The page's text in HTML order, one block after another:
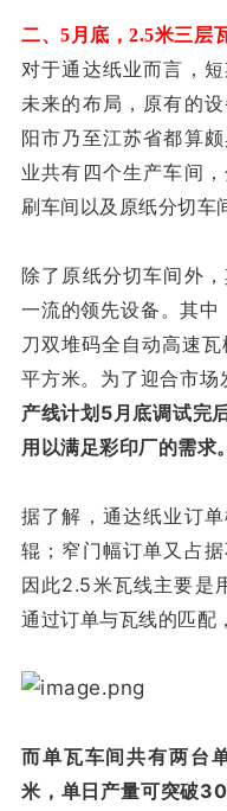
二、5月底，2.5米三层
对于通达纸业而言，
未来的布局，原有的
阳市乃至江苏省都算
业共有四个生产车间
刷车间以及原纸分切车
除了原纸分切车间外
一流的领先设备。其
刀双堆码全自动高速
平方米。为了迎合市场
产线计划5月底调试完
用以满足彩印厂的需求。
据了解，通达纸业订
辊；窄门幅订单又占
因此2.5米瓦线主要是
通过订单与瓦线的匹配
而单瓦车间共有两台
米，单日产量可突破